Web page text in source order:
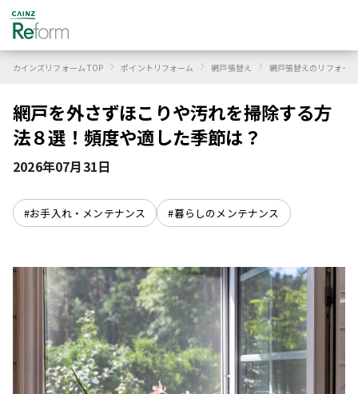
カインズリフォーム TOP › ポイントリフォーム › 網戸張替え › 網戸張替えのリフォー
網戸を外さずほこりや汚れを掃除する方
法８選！頻度や適した季節は？
2026年07月31日
#お手入れ・メンテナンス #暮らしのメンテナンス